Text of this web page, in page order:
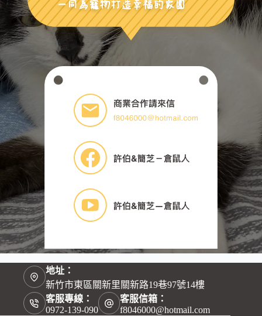
地址：
新竹市東區關新里關新路19巷97號14樓
客服專線：
0972-139-090
客服信箱：
f8046000@hotmail.com